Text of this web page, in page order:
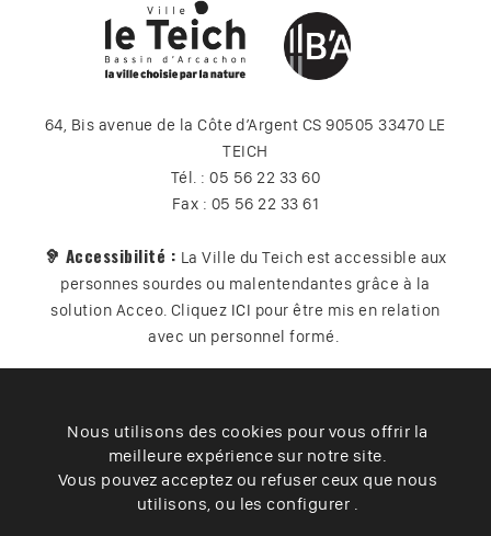
64, Bis avenue de la Côte d’Argent CS 90505 33470 LE
TEICH
Tél. : 05 56 22 33 60
Fax : 05 56 22 33 61
🦻 Accessibilité : La Ville du Teich est accessible aux
personnes sourdes ou malentendantes grâce à la
solution Acceo. Cliquez ICI pour être mis en relation
avec un personnel formé.
Plan du site Contact Vos données
Cookies
Accessibilité
Nous utilisons des cookies pour vous offrir la
meilleure expérience sur notre site.
Vous pouvez acceptez ou refuser ceux que nous
utilisons, ou les configurer .